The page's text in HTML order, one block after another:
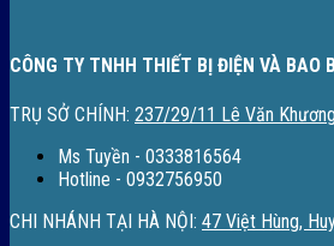
CÔNG TY TNHH THIẾT BỊ ĐIỆN VÀ BAO
TRỤ SỞ CHÍNH: 237/29/11 Lê Văn
Ms Tuyền - 0333816564
Hotline - 0932756950
CHI NHÁNH TẠI HÀ NỘI: 47 Việt Hùng,